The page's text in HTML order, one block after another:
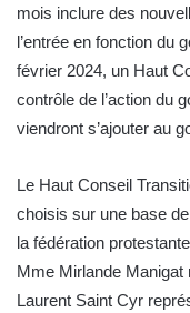
mois inclure des
l’entrée en fonction du
février 2024, un Haut
contrôle de l’action du
viendront s’ajouter au
Le Haut Conseil
choisis sur une base
la fédération
Mme Mirlande Manigat
Laurent Saint Cyr